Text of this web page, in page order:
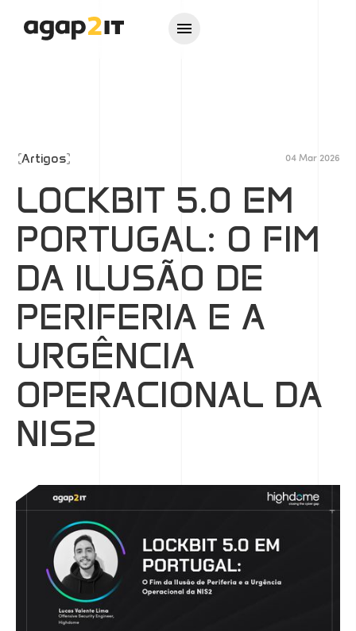
Artigos 04 Mar 2026
LOCKBIT 5.0 EM
PORTUGAL: O FIM
DA ILUSÃO DE
PERIFERIA E A
URGÊNCIA
OPERACIONAL DA
NIS2